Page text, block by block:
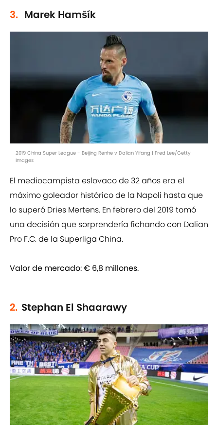
3. Marek Hamšík
2019 China Super League - Beijing Renhe v Dalian Yifang | Fred Lee/Getty
Images
El mediocampista eslovaco de 32 años era el
máximo goleador histórico de la Napoli hasta que
lo superó Dries Mertens. En febrero del 2019 tomó
una decisión que sorprendería fichando con Dalian
Pro F.C. de la Superliga China.
Valor de mercado:€ 6,8 millones.
2. Stephan El Shaarawy